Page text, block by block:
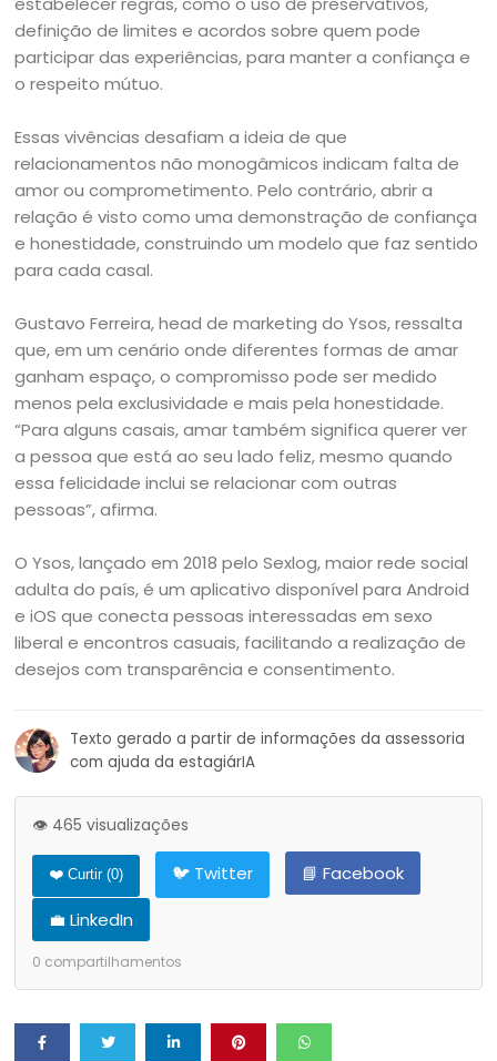
definição de limites e acordos sobre quem pode
participar das experiências, para manter a confiança e
o respeito mútuo.
Essas vivências desafiam a ideia de que
relacionamentos não monogâmicos indicam falta de
amor ou comprometimento. Pelo contrário, abrir a
relação é visto como uma demonstração de confiança
e honestidade, construindo um modelo que faz sentido
para cada casal.
Gustavo Ferreira, head de marketing do Ysos, ressalta
que, em um cenário onde diferentes formas de amar
ganham espaço, o compromisso pode ser medido
menos pela exclusividade e mais pela honestidade.
“Para alguns casais, amar também significa querer ver
a pessoa que está ao seu lado feliz, mesmo quando
essa felicidade inclui se relacionar com outras
pessoas”, afirma.
O Ysos, lançado em 2018 pelo Sexlog, maior rede social
adulta do país, é um aplicativo disponível para Android
e iOS que conecta pessoas interessadas em sexo
liberal e encontros casuais, facilitando a realização de
desejos com transparência e consentimento.
Texto gerado a partir de informações da assessoria
com ajuda da estagiárIA
👁️ 465 visualizações
❤️ Curtir (0) 🐦 Twitter
📘 Facebook
💼 LinkedIn
0 compartilhamentos